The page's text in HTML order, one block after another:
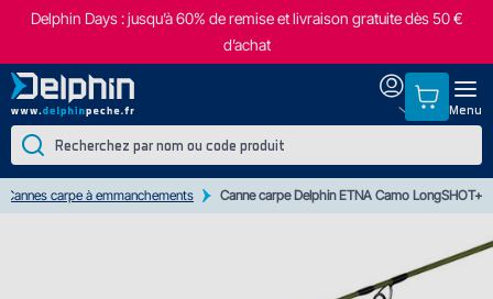
Delphin Days : jusqu’à 60% de remise et livraison gratuite dès 50 €
d’achat
Menu
Cannes carpe à emmanchements Canne carpe Delphin ETNA Camo LongSHOT+